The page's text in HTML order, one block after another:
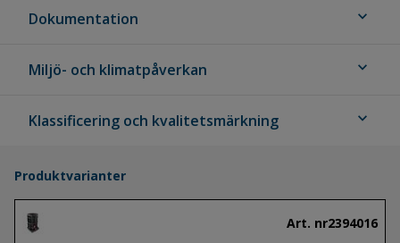
Dokumentation expand_more
Miljö- och klimatpåverkan expand_more
Klassificering och kvalitetsmärkning expand_more
Produktvarianter
Art. nr2394016